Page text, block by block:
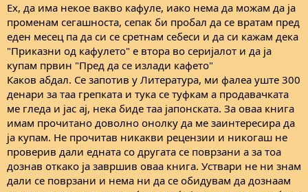
Ех, да има некое вакво кафуле, иако нема да можам да ја
променам сегашноста, сепак би пробал да се вратам пред
еден месец па да си се сретнам себеси и да си кажам дека
"Приказни од кафулето" е втора во серијалот и да ја
купам првин "Пред да се излади кафето"
Каков абдал. Се запотив у Литература, ми фалеа уште 300
денари за таа грепката и тука се туфкам а продавачката
ме гледа и јас ај, нека биде таа јапонската. За оваа книга
имам прочитано доволно онолку да ме заинтересира да
ја купам. Не прочитав никакви рецензии и никогаш не
проверив дали едната со другата се поврзани а за тоа
дознав откако ја завршив оваа книга. Уствари не ни знам
дали се поврзани и нема ни да се обидувам да дознаам